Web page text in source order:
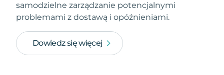
samodzielne zarządzanie potencjalnymi
problemami z dostawą i opóźnieniami.
Dowiedz się więcej